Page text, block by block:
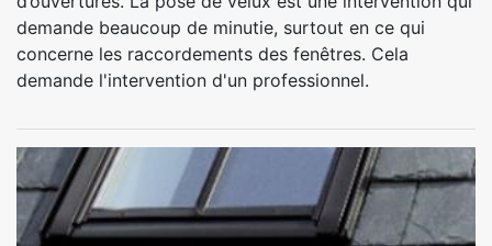
demande beaucoup de minutie, surtout en ce qui
concerne les raccordements des fenêtres. Cela
demande l'intervention d'un professionnel.